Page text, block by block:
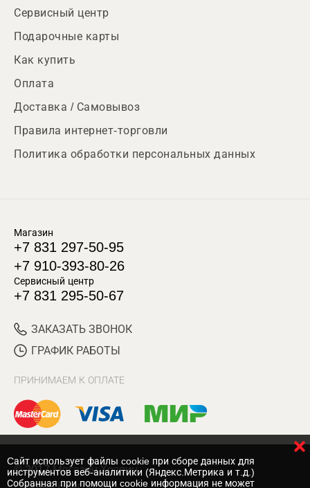
Сервисный центр
Подарочные карты
Как купить
Оплата
Доставка / Самовывоз
Правила интернет-торговли
Политика обработки персональных данных
Магазин
+7 831 297-50-95
+7 910-393-80-26
Сервисный центр
+7 831 295-50-67
ЗАКАЗАТЬ ЗВОНОК
ГРАФИК РАБОТЫ
ПРИНИМАЕМ К ОПЛАТЕ
© 2017 Магазин Хозяин
Cайт использует файлы cookie при сборе данных для
инструментов веб-аналитики (Яндекс.Метрика и т.д.)
Собранная при помощи cookie информация не может